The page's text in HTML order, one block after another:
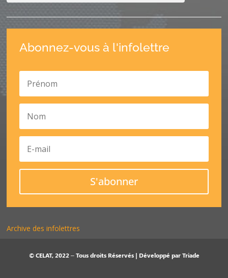
Abonnez-vous à l'infolettre
S'abonner
Archive des infolettres
© CELAT, 2022 – Tous droits Réservés | Développé parTriade